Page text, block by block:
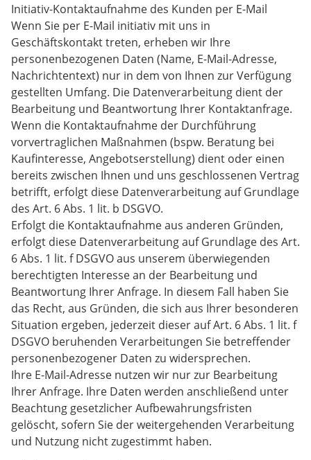
Initiativ-Kontaktaufnahme des Kunden per E-Mail
Wenn Sie per E-Mail initiativ mit uns in
Geschäftskontakt treten, erheben wir Ihre
personenbezogenen Daten (Name, E-Mail-Adresse,
Nachrichtentext) nur in dem von Ihnen zur Verfügung
gestellten Umfang. Die Datenverarbeitung dient der
Bearbeitung und Beantwortung Ihrer Kontaktanfrage.
Wenn die Kontaktaufnahme der Durchführung
vorvertraglichen Maßnahmen (bspw. Beratung bei
Kaufinteresse, Angebotserstellung) dient oder einen
bereits zwischen Ihnen und uns geschlossenen Vertrag
betrifft, erfolgt diese Datenverarbeitung auf Grundlage
des Art. 6 Abs. 1 lit. b DSGVO.
Erfolgt die Kontaktaufnahme aus anderen Gründen,
erfolgt diese Datenverarbeitung auf Grundlage des Art.
6 Abs. 1 lit. f DSGVO aus unserem überwiegenden
berechtigten Interesse an der Bearbeitung und
Beantwortung Ihrer Anfrage. In diesem Fall haben Sie
das Recht, aus Gründen, die sich aus Ihrer besonderen
Situation ergeben, jederzeit dieser auf Art. 6 Abs. 1 lit. f
DSGVO beruhenden Verarbeitungen Sie betreffender
personenbezogener Daten zu widersprechen.
Ihre E-Mail-Adresse nutzen wir nur zur Bearbeitung
Ihrer Anfrage. Ihre Daten werden anschließend unter
Beachtung gesetzlicher Aufbewahrungsfristen
gelöscht, sofern Sie der weitergehenden Verarbeitung
und Nutzung nicht zugestimmt haben.